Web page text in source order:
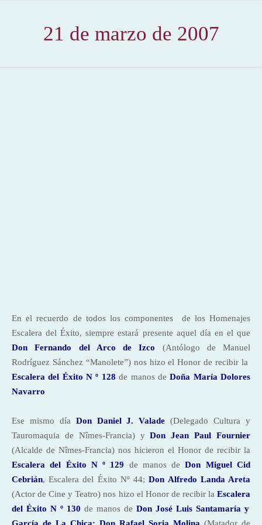
21 de marzo de 2007
En el recuerdo de todos los componentes
de los Homenajes
Escalera del Éxito, siempre estará presente aquel día en el que
DonFernando del Arco de Izco (Antólogo de Manuel
Rodríguez Sánchez “Manolete”) nos hizo el Honor de recibir la
Escalera del Éxito N º 128 de manos deDoña María Dolores
Navarro
Ese mismo día Don Daniel J. Valade (Delegado Cultura y
Tauromaquia de Nîmes-Francia) yDon Jean Paul Fournier
(Alcalde de Nîmes-Francia) nos hicieron el Honor de recibir la
Escalera del Éxito N º 129 de manos deDon Miguel Cid
Cebrián, Escalera del Éxito Nº 44;Don Alfredo Landa Areta
(Actor de Cine y Teatro) nos hizo el Honor de recibir laEscalera
del Éxito N º 130 de manos de Don José Luis Santamaría y